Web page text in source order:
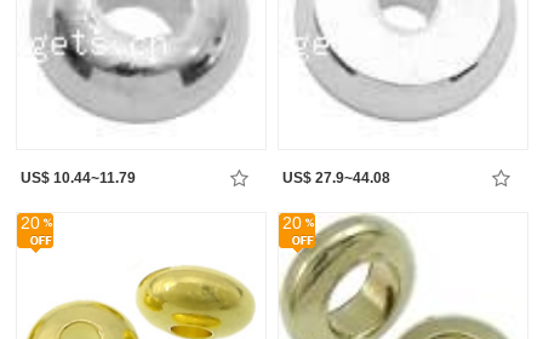
US$ 10.44~11.79 US$ 27.9~44.08
20 20